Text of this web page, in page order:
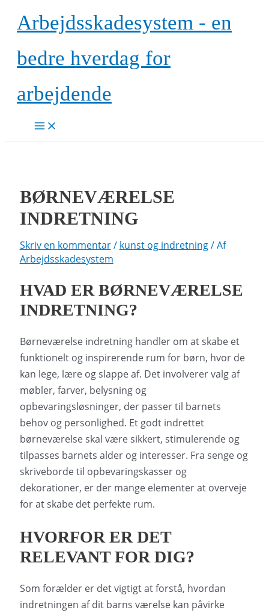
Arbejdsskadesystem - en
bedre hverdag for
arbejdende
Main
Menu
BØRNEVÆRELSE
INDRETNING
Skriv en kommentar/ kunst og indretning/ Af
Arbejdsskadesystem
HVAD ER BØRNEVÆRELSE
INDRETNING?
Børneværelse indretning handler om at skabe et
funktionelt og inspirerende rum for børn, hvor de
kan lege, lære og slappe af. Det involverer valg af
møbler, farver, belysning og
opbevaringsløsninger, der passer til barnets
behov og personlighed. Et godt indrettet
børneværelse skal være sikkert, stimulerende og
tilpasses barnets alder og interesser. Fra senge og
skriveborde til opbevaringskasser og
dekorationer, er der mange elementer at overveje
for at skabe det perfekte rum.
HVORFOR ER DET
RELEVANT FOR DIG?
Som forælder er det vigtigt at forstå, hvordan
indretningen af dit barns værelse kan påvirke